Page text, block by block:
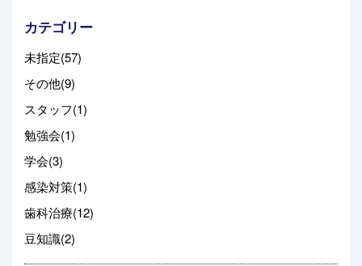
カテゴリー
未指定(57)
その他(9)
スタッフ(1)
勉強会(1)
学会(3)
感染対策(1)
歯科治療(12)
豆知識(2)